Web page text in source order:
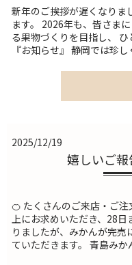
新年のご挨拶が遅くなりま
ます。 2026年も、皆さま
る果物づくりを目指し、 ひ
『お知らせ』 静岡では珍
2025/12/19
嬉しいご
🍊 たくさんのご来店・ご
上にお求めいただき、28
りましたが、みかんが完
ていただきます。 青島み